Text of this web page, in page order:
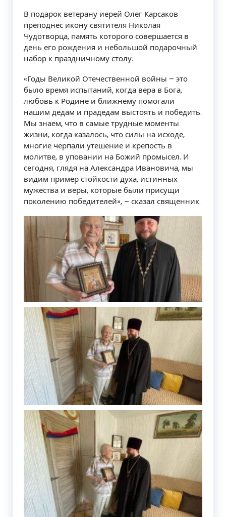
В подарок ветерану иерей Олег Карсаков
преподнес икону святителя Николая
Чудотворца, память которого совершается в
день его рождения и небольшой подарочный
набор к праздничному столу.
«Годы Великой Отечественной войны – это
было время испытаний, когда вера в Бога,
любовь к Родине и ближнему помогали
нашим дедам и прадедам выстоять и победить.
Мы знаем, что в самые трудные моменты
жизни, когда казалось, что силы на исходе,
многие черпали утешение и крепость в
молитве, в уповании на Божий промысел. И
сегодня, глядя на Александра Ивановича, мы
видим пример стойкости духа, истинных
мужества и веры, которые были присущи
поколению победителей», – сказал священник.